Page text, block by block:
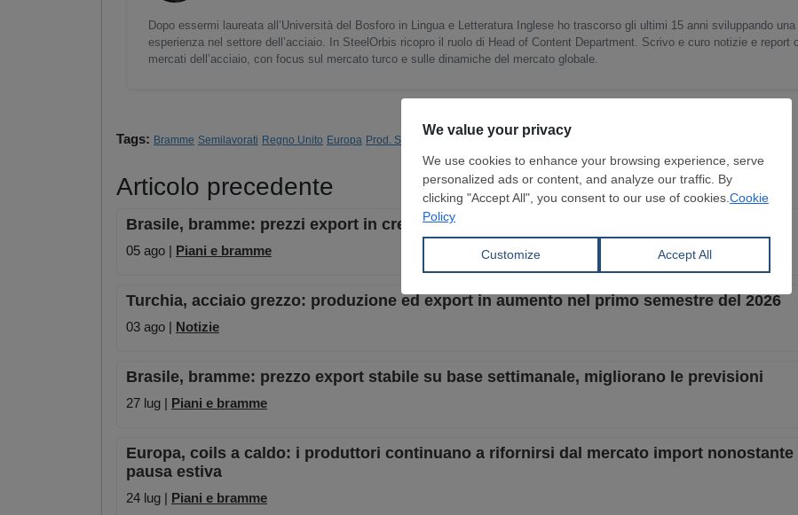
Dopo essermi laureata all’Università del Bosforo in Lingua e Letteratura Inglese ho trascorso gli ultimi 15 anni sviluppando una
esperienza nel settore dell’acciaio. In SteelOrbis ricopro il ruolo di Head of Content Department. Scrivo e curo notizie e report
mercati dell’acciaio, con focus sul mercato turco e sulle dinamiche del mercato globale.
Tags: Bramme Semilavorati Regno Unito Europa Prod. Siderurgica Quote e Dazi British Steel
Articolo precedente
Brasile, bramme: prezzi export in crescita su base settimanale
05 ago | Piani e bramme
Turchia, acciaio grezzo: produzione ed export in aumento nel primo semestre del 2026
03 ago | Notizie
Brasile, bramme: prezzo export stabile su base settimanale, migliorano le previsioni
27 lug | Piani e bramme
Europa, coils a caldo: i produttori continuano a rifornirsi dal mercato import
pausa estiva
24 lug | Piani e bramme